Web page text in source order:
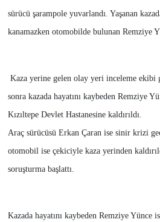
sürücü şarampole yuvarlandı. Yaşanan
kanamazken otomobilde bulunan Remziye
Kaza yerine gelen olay yeri inceleme ekibi
sonra kazada hayatını kaybeden Remziye
Kızıltepe Devlet Hastanesine kaldırıldı.
Araç sürücüsü Erkan Çaran ise sinir krizi
otomobil ise çekiciyle kaza yerinden
soruşturma başlattı.
Kazada hayatını kaybeden Remziye Yünce